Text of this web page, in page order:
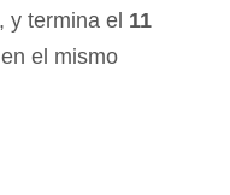
y termina el 11
en el mismo